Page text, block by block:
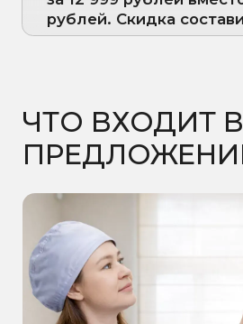
направленный на поддержку
иммунной системы в период
повышенной вирусной нагрузки.
микроэлементы поступают
они быстрее усваиваются, чем в
таблетированной форме
не зависят от работы желудочно-
кишечного тракта
дают более выраженный эффект